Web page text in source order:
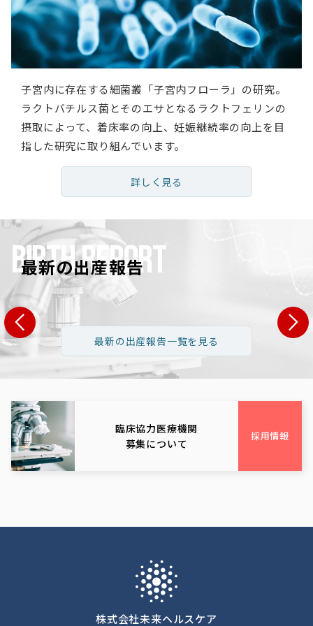
子宮内に存在する細菌叢「子宮内フローラ」の研究。
ラクトバチルス菌とそのエサとなるラクトフェリンの
摂取によって、着床率の向上、妊娠継続率の向上を目
指した研究に取り組んでいます。
詳しく見る
BIRTH REPORT
最新の出産報告
S・T様
男性:35歳
長野県 H・Y様 広島県
最新の出産報告一覧を見る
臨床協力医療機関
募集について
採用情報
株式会社未来ヘルスケア